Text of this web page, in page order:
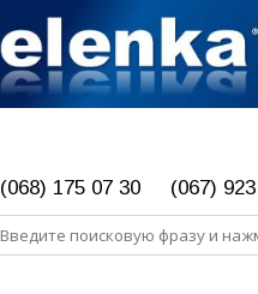
(068) 175 07 30 (067)